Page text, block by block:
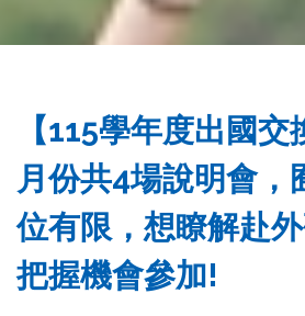
【115學年度出國
月份共4場說明會，
位有限，想瞭解赴
把握機會參加!